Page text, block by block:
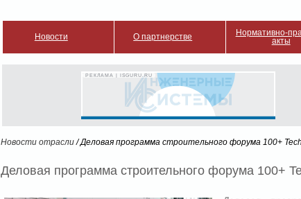
Новости О партнерстве
Нормативно-
акты
РЕКЛАМА | ISGURU.RU
Новости отрасли/ Деловая программа строительного форума 100+
Деловая программа строительного форума 100+